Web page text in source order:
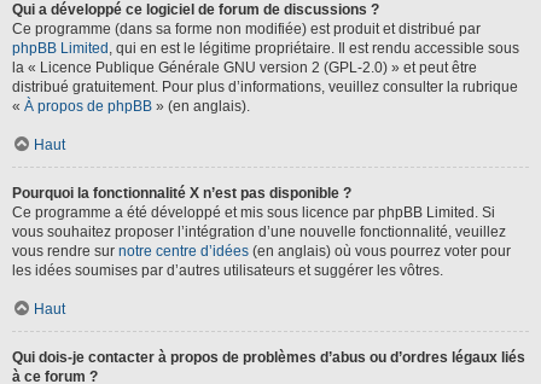
Qui a développé ce logiciel de forum de discussions ?
Ce programme (dans sa forme non modifiée) est produit et distribué par
phpBB Limited , qui en est le légitime propriétaire. Il est rendu accessible sous
la « Licence Publique Générale GNU version 2 (GPL-2.0) » et peut être
distribué gratuitement. Pour plus d’informations, veuillez consulter la rubrique
« À propos de phpBB » (en anglais).
Haut
Pourquoi la fonctionnalité X n’est pas disponible ?
Ce programme a été développé et mis sous licence par phpBB Limited. Si
vous souhaitez proposer l’intégration d’une nouvelle fonctionnalité, veuillez
vous rendre sur notre centre d’idées (en anglais) où vous pourrez voter pour
les idées soumises par d’autres utilisateurs et suggérer les vôtres.
Haut
Qui dois-je contacter à propos de problèmes d’abus ou d’ordres légaux liés
à ce forum ?